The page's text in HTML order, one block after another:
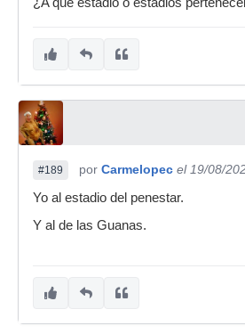
#189 por Carmelopec el 19/08/
Yo al estadio del penestar.
Y al de las Guanas.